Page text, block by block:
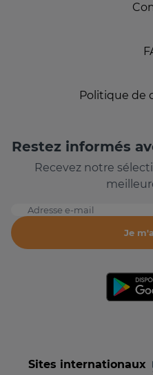
Politique de
Restez informés
Recevez notre
Adresse e-mail
Je
Sites internationaux